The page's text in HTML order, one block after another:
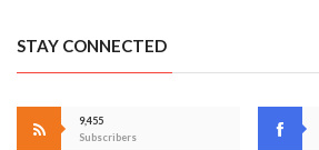
STAY CONNECTED
9,455
Subscribers